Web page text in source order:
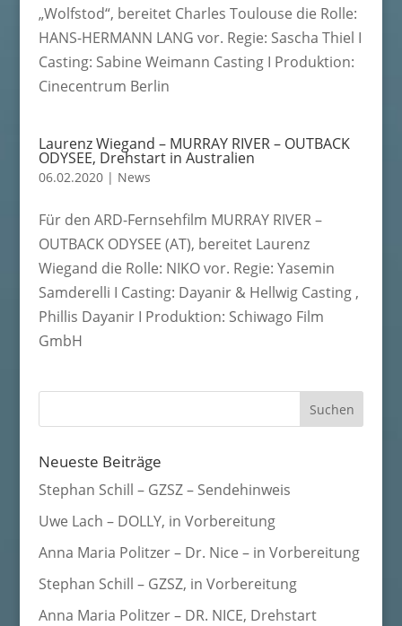
„Wolfstod“, bereitet Charles Toulouse die Rolle:
HANS-HERMANN LANG vor. Regie: Sascha Thiel I
Casting: Sabine Weimann Casting I Produktion:
Cinecentrum Berlin
Laurenz Wiegand – MURRAY RIVER – OUTBACK
ODYSEE, Drehstart in Australien
06.02.2020| News
Für den ARD-Fernsehfilm MURRAY RIVER –
OUTBACK ODYSEE (AT), bereitet Laurenz
Wiegand die Rolle: NIKO vor. Regie: Yasemin
Samderelli I Casting: Dayanir & Hellwig Casting ,
Phillis Dayanir I Produktion: Schiwago Film
GmbH
Neueste Beiträge
Stephan Schill – GZSZ – Sendehinweis
Uwe Lach – DOLLY, in Vorbereitung
Anna Maria Politzer – Dr. Nice – in Vorbereitung
Stephan Schill – GZSZ, in Vorbereitung
Anna Maria Politzer – DR. NICE, Drehstart